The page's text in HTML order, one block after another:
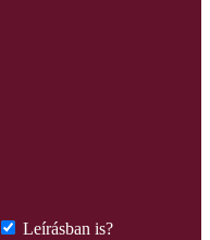
Leírásban is?